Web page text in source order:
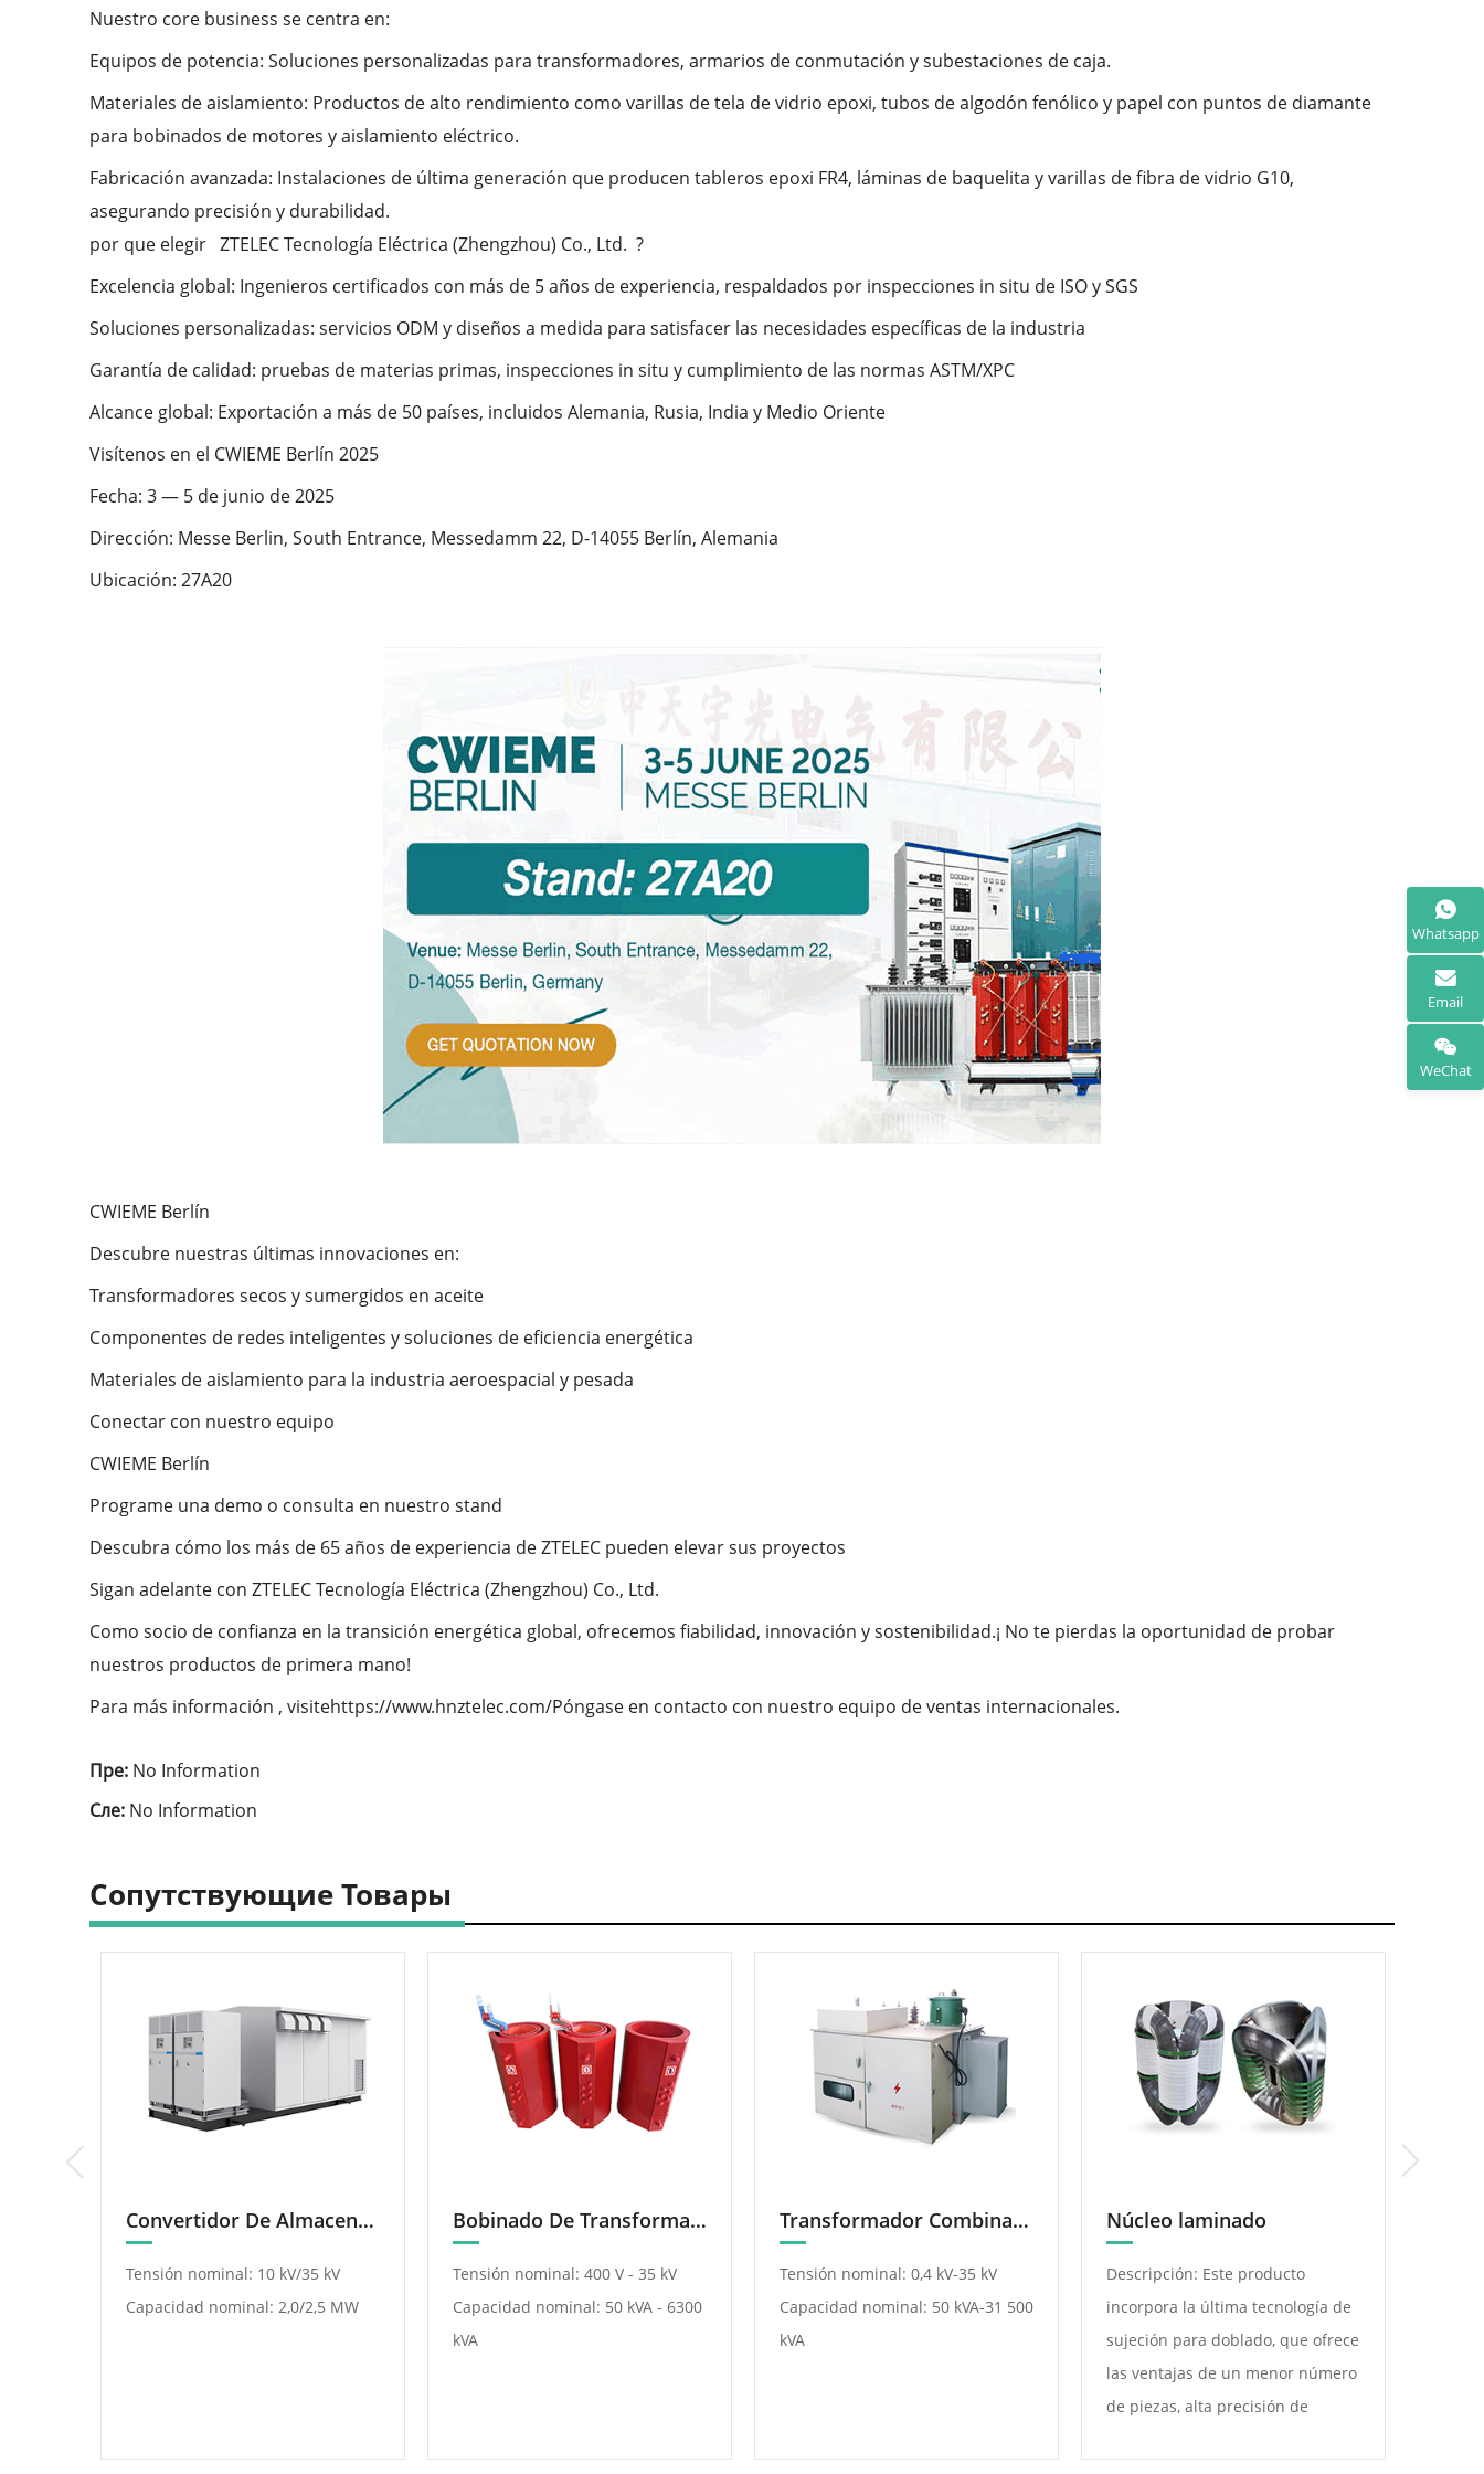
Nuestro core business se centra en:
Equipos de potencia: Soluciones personalizadas para transformadores, armarios de conmutación y subestaciones de caja.
Materiales de aislamiento: Productos de alto rendimiento como varillas de tela de vidrio epoxi, tubos de algodón fenólico y papel con puntos de diamante
para bobinados de motores y aislamiento eléctrico.
Fabricación avanzada: Instalaciones de última generación que producen tableros epoxi FR4, láminas de baquelita y varillas de fibra de vidrio G10,
asegurando precisión y durabilidad.
por que elegir ZTELEC Tecnología Eléctrica (Zhengzhou) Co., Ltd. ?
Excelencia global: Ingenieros certificados con más de 5 años de experiencia, respaldados por inspecciones in situ de ISO y SGS
Soluciones personalizadas: servicios ODM y diseños a medida para satisfacer las necesidades específicas de la industria
Garantía de calidad: pruebas de materias primas, inspecciones in situ y cumplimiento de las normas ASTM/XPC
Alcance global: Exportación a más de 50 países, incluidos Alemania, Rusia, India y Medio Oriente
Visítenos en el CWIEME Berlín 2025
Fecha: 3 — 5 de junio de 2025
Dirección: Messe Berlin, South Entrance, Messedamm 22, D-14055 Berlín, Alemania
Ubicación: 27A20
CWIEME Berlín
Descubre nuestras últimas innovaciones en:
Transformadores secos y sumergidos en aceite
Componentes de redes inteligentes y soluciones de eficiencia energética
Materiales de aislamiento para la industria aeroespacial y pesada
Conectar con nuestro equipo
CWIEME Berlín
Programe una demo o consulta en nuestro stand
Descubra cómo los más de 65 años de experiencia de ZTELEC pueden elevar sus proyectos
Sigan adelante con ZTELEC Tecnología Eléctrica (Zhengzhou) Co., Ltd.
Como socio de confianza en la transición energética global, ofrecemos fiabilidad, innovación y sostenibilidad.¡ No te pierdas la oportunidad de probar
nuestros productos de primera mano!
Para más información , visitehttps://www.hnztelec.com/Póngase en contacto con nuestro equipo de ventas internacionales.
Пре: No Information
Сле: No Information
Сопутствующие Товары
Convertidor De Almacenamiento De Energía Integrado (Cabina)
Tensión nominal: 10 kV/35 kV
Capacidad nominal: 2,0/2,5 MW
Bobinado De Transformador Seco
Tensión nominal: 400 V - 35 kV
Capacidad nominal: 50 kVA - 6300
kVA
Transformador Combinado Inteligente De Regulación De Capacidad Y Tensión En Carga
Tensión nominal: 0,4 kV-35 kV
Capacidad nominal: 50 kVA-31 500
kVA
Núcleo laminado
Descripción: Este producto
incorpora la última tecnología de
sujeción para doblado, que ofrece
las ventajas de un menor número
de piezas, alta precisión de
Whatsapp
Email
WeChat